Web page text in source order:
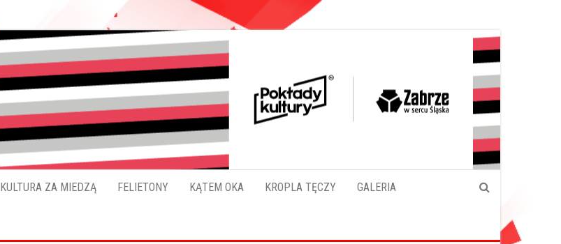
Pokładykultury.eu
KULTURA ZA MIEDZĄ FELIETONY KĄTEM OKA KROPLA TĘCZY GALERIA